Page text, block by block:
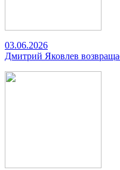
03.06.2026
Дмитрий Яковлев